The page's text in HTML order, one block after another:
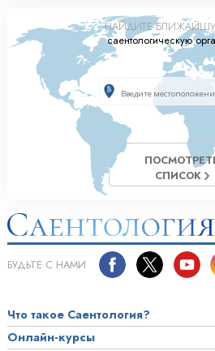
НАЙДИТЕ
саентологическую
СПИСОК
БУДЬТЕ С НАМИ
Что такое Саентология?
Онлайн-курсы